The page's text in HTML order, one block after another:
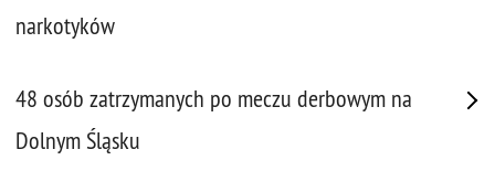
narkotyków
48 osób zatrzymanych po meczu derbowym na
Dolnym Śląsku